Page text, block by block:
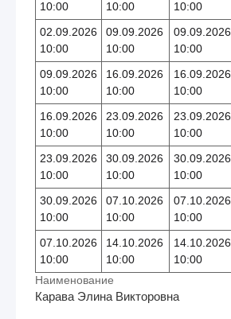
10:00
10:00
10:00
02.09.2026
10:00
09.09.2026
10:00
09.09.2026
10:00
09.09.2026
10:00
16.09.2026
10:00
16.09.2026
10:00
16.09.2026
10:00
23.09.2026
10:00
23.09.2026
10:00
23.09.2026
10:00
30.09.2026
10:00
30.09.2026
10:00
30.09.2026
10:00
07.10.2026
10:00
07.10.2026
10:00
07.10.2026
10:00
14.10.2026
10:00
14.10.2026
10:00
Наименование
Карава Элина Викторовна